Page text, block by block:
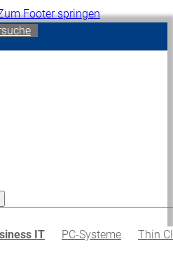
Footer springen
IT PC-Systeme Thin